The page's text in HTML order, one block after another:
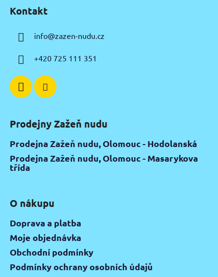
Kontakt
info@zazen-nudu.cz
+420 725 111 351
Prodejny Zažeň nudu
Prodejna Zažeň nudu, Olomouc - Hodolanská
Prodejna Zažeň nudu, Olomouc - Masarykova
třída
O nákupu
Doprava a platba
Moje objednávka
Obchodní podmínky
Podmínky ochrany osobních údajů